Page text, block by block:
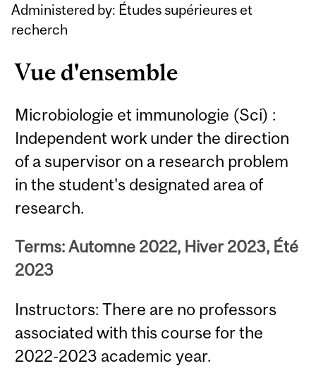
Administered by: Études supérieures et
recherch
Vue d'ensemble
Microbiologie et immunologie (Sci) :
Independent work under the direction
of a supervisor on a research problem
in the student's designated area of
research.
Terms: Automne 2022, Hiver 2023, Été
2023
Instructors: There are no professors
associated with this course for the
2022-2023 academic year.